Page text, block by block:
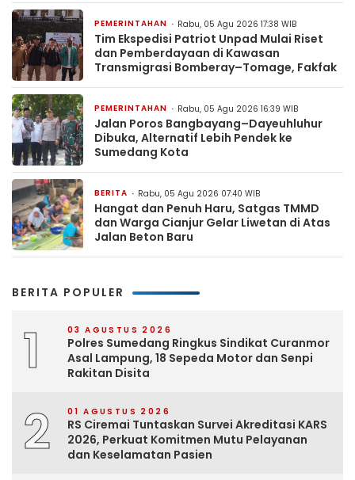
PEMERINTAHAN Rabu, 05 Agu 2026 17:38 WIB
Tim Ekspedisi Patriot Unpad Mulai Riset
dan Pemberdayaan di Kawasan
Transmigrasi Bomberay–Tomage, Fakfak
PEMERINTAHAN Rabu, 05 Agu 2026 16:39 WIB
Jalan Poros Bangbayang–Dayeuhluhur
Dibuka, Alternatif Lebih Pendek ke
Sumedang Kota
BERITA Rabu, 05 Agu 2026 07:40 WIB
Hangat dan Penuh Haru, Satgas TMMD
dan Warga Cianjur Gelar Liwetan di Atas
Jalan Beton Baru
BERITA POPULER
1 03 AGUSTUS 2026
Polres Sumedang Ringkus Sindikat Curanmor
Asal Lampung, 18 Sepeda Motor dan Senpi
Rakitan Disita
2 01 AGUSTUS 2026
RS Ciremai Tuntaskan Survei Akreditasi KARS
2026, Perkuat Komitmen Mutu Pelayanan
dan Keselamatan Pasien